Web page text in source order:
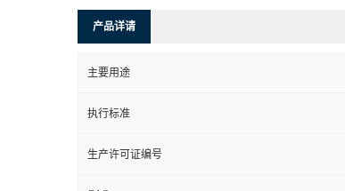
产品详请
主要用途
执行标准
生产许可证编号